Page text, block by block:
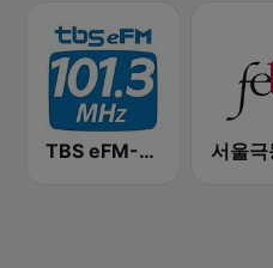
TBS eFM-교통방송 영어전문 라디오